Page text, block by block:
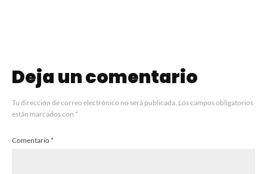
Deja un comentario
Tu dirección de correo electrónico no será publicada. Los campos obligatorios
están marcados con *
Comentario*